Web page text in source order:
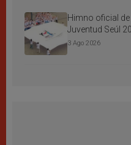
Himno oficial
Juventud Seúl
3 Ago 2026